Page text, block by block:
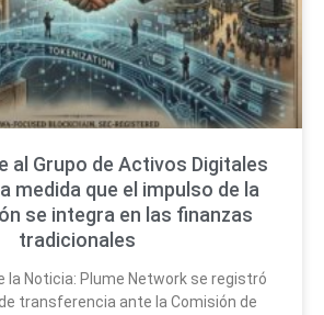
al Grupo de Activos Digitales
medida que el impulso de la
se integra en las finanzas
tradicionales
la Noticia: Plume Network se registró
transferencia ante la Comisión de